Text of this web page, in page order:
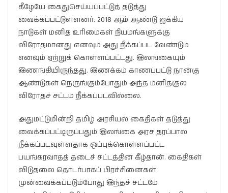
கீழேயே கைதுசெய்யப்பட்டுத் தடுத்து
வைக்கப்பட்டுள்ளனர். 2018 ஆம் ஆண்டு ஐக்கிய
நாடுகள் மனித உரிமைகள் நியமங்களுக்கு
விரோதமானது எனவும் அது நீக்கப்பட வேண்டும்
எனவும் ஏற்றுக் கொள்ளப்பட்டது. இலங்கையும்
இணங்கியிருந்தது. இணக்கம் காணப்பட்டு நான்கு
ஆண்டுகள் நெருங்கும்போதும் அந்த மனிதகுல
விரோதச் சட்டம் நீக்கப்படவில்லை.
அதுமட்டுமின்றி தமிழ் அரசியல் கைதிகள் தடுத்து
வைக்கப்பட்டிருப்பதும் இலங்கை அரச தரப்பால்
நீக்கப்படவுள்ளதாக ஒப்புக்கொள்ளப்பட்ட
பயங்கரவாதத் தடைச் சட்டத்தின் கீழ்தான். கைதிகள்
விடுதலை தொடர்பாகப் பிரச்சினைகள்
முன்வைக்கப்படும்போது இந்தச் சட்டமே